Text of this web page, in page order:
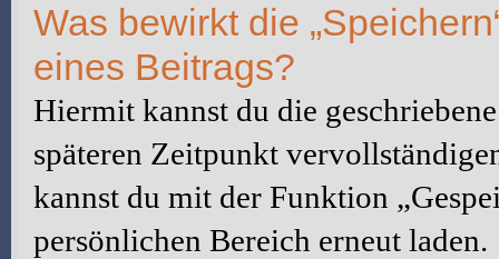
Was bewirkt die
eines Beitrags?
Hiermit kannst du die
späteren Zeitpunkt
kannst du mit der Funktion
persönlichen Bereich erneut laden.